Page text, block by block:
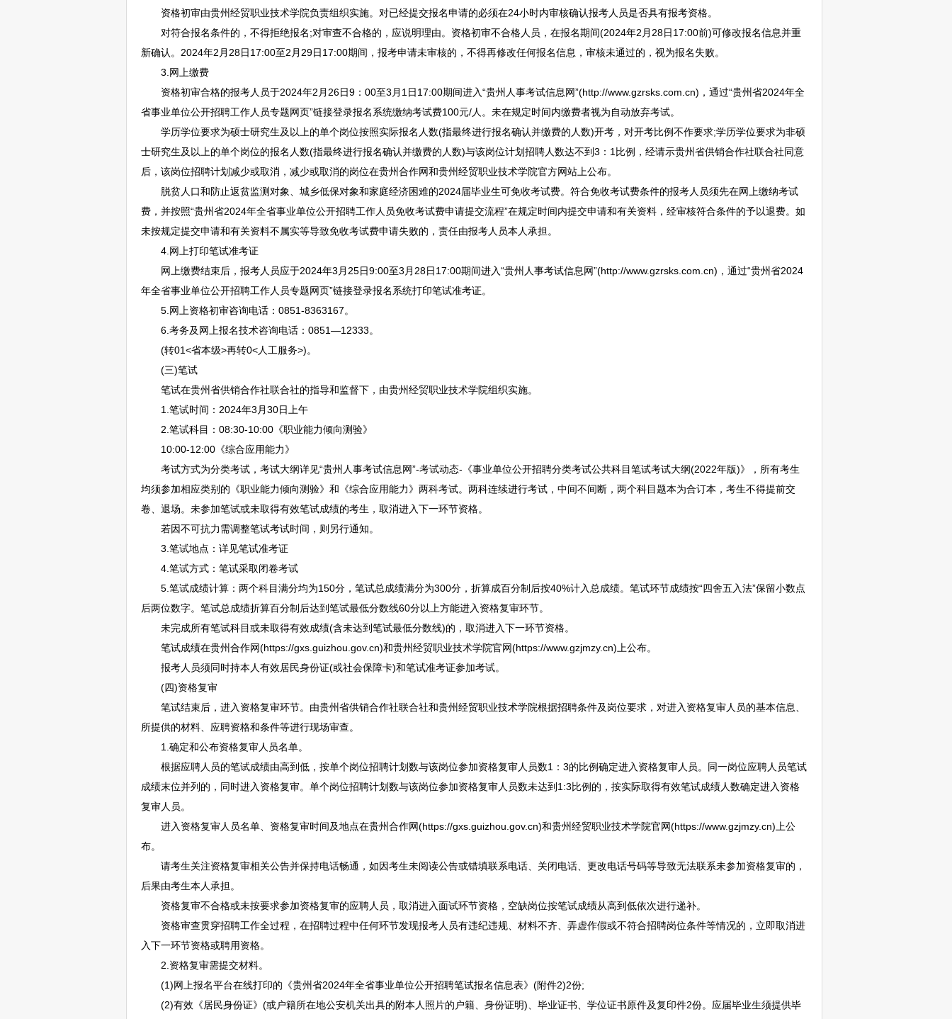
资格初审由贵州经贸职业技术学院负责组织实施。对已经提交报名申请的必须在24小时内审核确认报考人员是否具有报考资格。
对符合报名条件的，不得拒绝报名;对审查不合格的，应说明理由。资格初审不合格人员，在报名期间(2024年2月28日17:00前)可修改报名信息并重
新确认。2024年2月28日17:00至2月29日17:00期间，报考申请未审核的，不得再修改任何报名信息，审核未通过的，视为报名失败。
3.网上缴费
资格初审合格的报考人员于2024年2月26日9：00至3月1日17:00期间进入“贵州人事考试信息网”(http://www.gzrsks.com.cn)，通过“贵州省2024年全
省事业单位公开招聘工作人员专题网页”链接登录报名系统缴纳考试费100元/人。未在规定时间内缴费者视为自动放弃考试。
学历学位要求为硕士研究生及以上的单个岗位按照实际报名人数(指最终进行报名确认并缴费的人数)开考，对开考比例不作要求;学历学位要求为非硕
士研究生及以上的单个岗位的报名人数(指最终进行报名确认并缴费的人数)与该岗位计划招聘人数达不到3：1比例，经请示贵州省供销合作社联合社同意
后，该岗位招聘计划减少或取消，减少或取消的岗位在贵州合作网和贵州经贸职业技术学院官方网站上公布。
脱贫人口和防止返贫监测对象、城乡低保对象和家庭经济困难的2024届毕业生可免收考试费。符合免收考试费条件的报考人员须先在网上缴纳考试
费，并按照“贵州省2024年全省事业单位公开招聘工作人员免收考试费申请提交流程”在规定时间内提交申请和有关资料，经审核符合条件的予以退费。如
未按规定提交申请和有关资料不属实等导致免收考试费申请失败的，责任由报考人员本人承担。
4.网上打印笔试准考证
网上缴费结束后，报考人员应于2024年3月25日9:00至3月28日17:00期间进入“贵州人事考试信息网”(http://www.gzrsks.com.cn)，通过“贵州省2024
年全省事业单位公开招聘工作人员专题网页”链接登录报名系统打印笔试准考证。
5.网上资格初审咨询电话：0851-8363167。
6.考务及网上报名技术咨询电话：0851—12333。
(转01<省本级>再转0<人工服务>)。
(三)笔试
笔试在贵州省供销合作社联合社的指导和监督下，由贵州经贸职业技术学院组织实施。
1.笔试时间：2024年3月30日上午
2.笔试科目：08:30-10:00《职业能力倾向测验》
10:00-12:00《综合应用能力》
考试方式为分类考试，考试大纲详见“贵州人事考试信息网”-考试动态-《事业单位公开招聘分类考试公共科目笔试考试大纲(2022年版)》，所有考生
均须参加相应类别的《职业能力倾向测验》和《综合应用能力》两科考试。两科连续进行考试，中间不间断，两个科目题本为合订本，考生不得提前交
卷、退场。未参加笔试或未取得有效笔试成绩的考生，取消进入下一环节资格。
若因不可抗力需调整笔试考试时间，则另行通知。
3.笔试地点：详见笔试准考证
4.笔试方式：笔试采取闭卷考试
5.笔试成绩计算：两个科目满分均为150分，笔试总成绩满分为300分，折算成百分制后按40%计入总成绩。笔试环节成绩按“四舍五入法”保留小数点
后两位数字。笔试总成绩折算百分制后达到笔试最低分数线60分以上方能进入资格复审环节。
未完成所有笔试科目或未取得有效成绩(含未达到笔试最低分数线)的，取消进入下一环节资格。
笔试成绩在贵州合作网(https://gxs.guizhou.gov.cn)和贵州经贸职业技术学院官网(https://www.gzjmzy.cn)上公布。
报考人员须同时持本人有效居民身份证(或社会保障卡)和笔试准考证参加考试。
(四)资格复审
笔试结束后，进入资格复审环节。由贵州省供销合作社联合社和贵州经贸职业技术学院根据招聘条件及岗位要求，对进入资格复审人员的基本信息、
所提供的材料、应聘资格和条件等进行现场审查。
1.确定和公布资格复审人员名单。
根据应聘人员的笔试成绩由高到低，按单个岗位招聘计划数与该岗位参加资格复审人员数1：3的比例确定进入资格复审人员。同一岗位应聘人员笔试
成绩末位并列的，同时进入资格复审。单个岗位招聘计划数与该岗位参加资格复审人员数未达到1:3比例的，按实际取得有效笔试成绩人数确定进入资格
复审人员。
进入资格复审人员名单、资格复审时间及地点在贵州合作网(https://gxs.guizhou.gov.cn)和贵州经贸职业技术学院官网(https://www.gzjmzy.cn)上公
布。
请考生关注资格复审相关公告并保持电话畅通，如因考生未阅读公告或错填联系电话、关闭电话、更改电话号码等导致无法联系未参加资格复审的，
后果由考生本人承担。
资格复审不合格或未按要求参加资格复审的应聘人员，取消进入面试环节资格，空缺岗位按笔试成绩从高到低依次进行递补。
资格审查贯穿招聘工作全过程，在招聘过程中任何环节发现报考人员有违纪违规、材料不齐、弄虚作假或不符合招聘岗位条件等情况的，立即取消进
入下一环节资格或聘用资格。
2.资格复审需提交材料。
(1)网上报名平台在线打印的《贵州省2024年全省事业单位公开招聘笔试报名信息表》(附件2)2份;
(2)有效《居民身份证》(或户籍所在地公安机关出具的附本人照片的户籍、身份证明)、毕业证书、学位证书原件及复印件2份。应届毕业生须提供毕